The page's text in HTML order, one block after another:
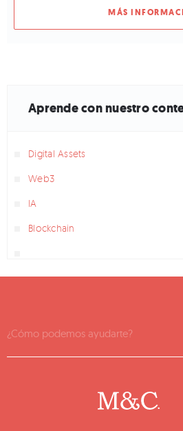
MÁS
Aprende con nuestro
Digital Assets
Web3
IA
Blockchain
¿Cómo podemos ayudarte?